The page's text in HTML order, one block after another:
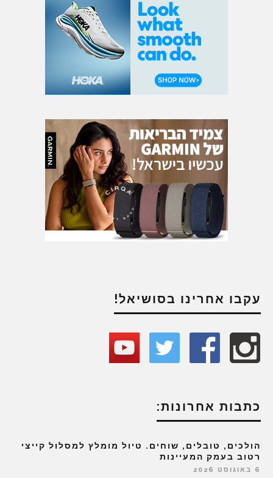
עקבו אחרינו בסושיאל!
כתבות אחרונות:
הולכים, טובלים, שוחים. טיול מומלץ למסלול קייצי
רטוב בעמק המעיינות
6 באוגוסט 2026